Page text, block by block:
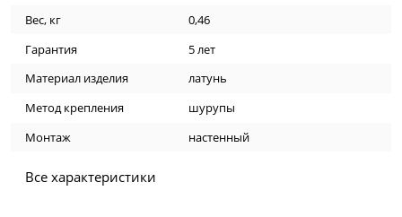
Вес, кг
0,46
Гарантия
5 лет
Материал изделия
латунь
Метод крепления
шурупы
Монтаж
настенный
Все характеристики